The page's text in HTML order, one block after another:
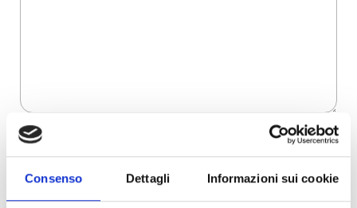
Consenso Dettagli Informazioni sui cookie
Dichiaro di aver preso visione dell'
Invia richiesta